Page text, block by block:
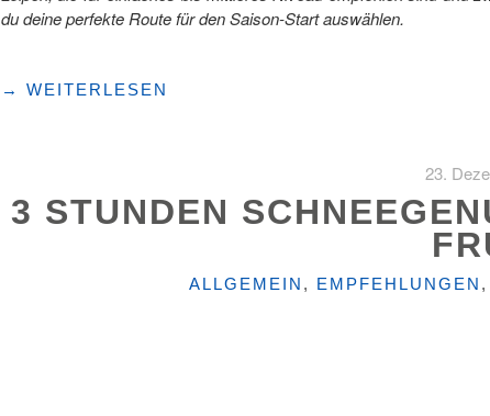
du deine perfekte Route für den Saison-Start auswählen.
"SPASS
HÖHE"
→ WEITERLESEN
23.
3 STUNDEN
KATEGORIEN
ALLGEMEIN , EMPFEHLUNGEN ,